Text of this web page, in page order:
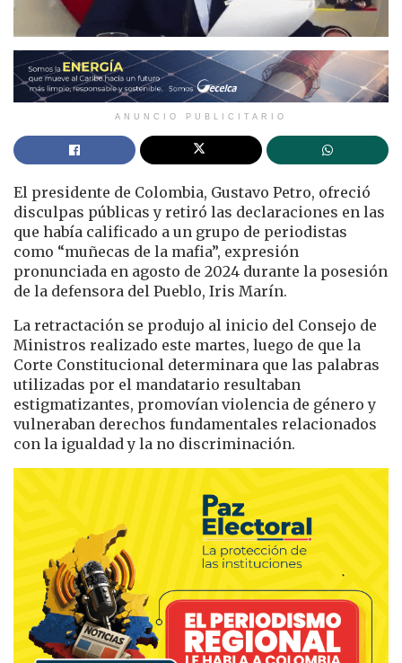
ANUNCIO PUBLICITARIO
El presidente de Colombia, Gustavo Petro, ofreció
disculpas públicas y retiró las declaraciones en las
que había calificado a un grupo de periodistas
como “muñecas de la mafia”, expresión
pronunciada en agosto de 2024 durante la posesión
de la defensora del Pueblo, Iris Marín.
La retractación se produjo al inicio del Consejo de
Ministros realizado este martes, luego de que la
Corte Constitucional determinara que las palabras
utilizadas por el mandatario resultaban
estigmatizantes, promovían violencia de género y
vulneraban derechos fundamentales relacionados
con la igualdad y la no discriminación.